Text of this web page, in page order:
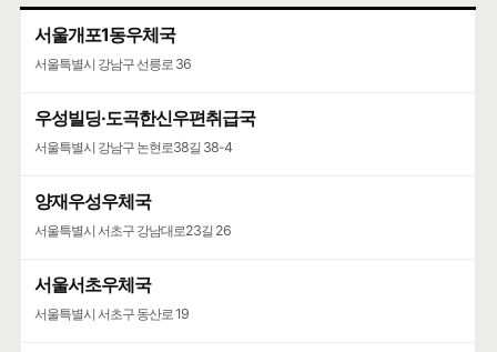
서울개포1동우체국
서울특별시 강남구 선릉로 36
우성빌딩·도곡한신우편취급국
서울특별시 강남구 논현로38길 38-4
양재우성우체국
서울특별시 서초구 강남대로23길 26
서울서초우체국
서울특별시 서초구 동산로 19